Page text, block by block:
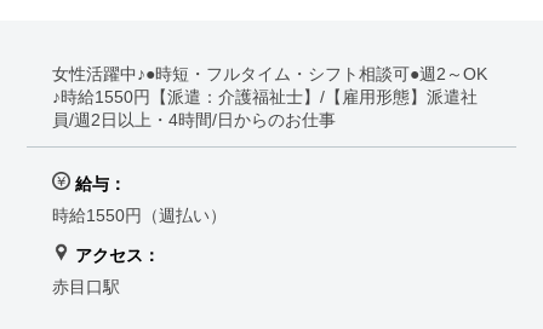
女性活躍中♪●時短・フルタイム・シフト相談可●週2～OK
♪時給1550円【派遣：介護福祉士】/【雇用形態】派遣社
員/週2日以上・4時間/日からのお仕事
給与：
時給1550円（週払い）
アクセス：
赤目口駅